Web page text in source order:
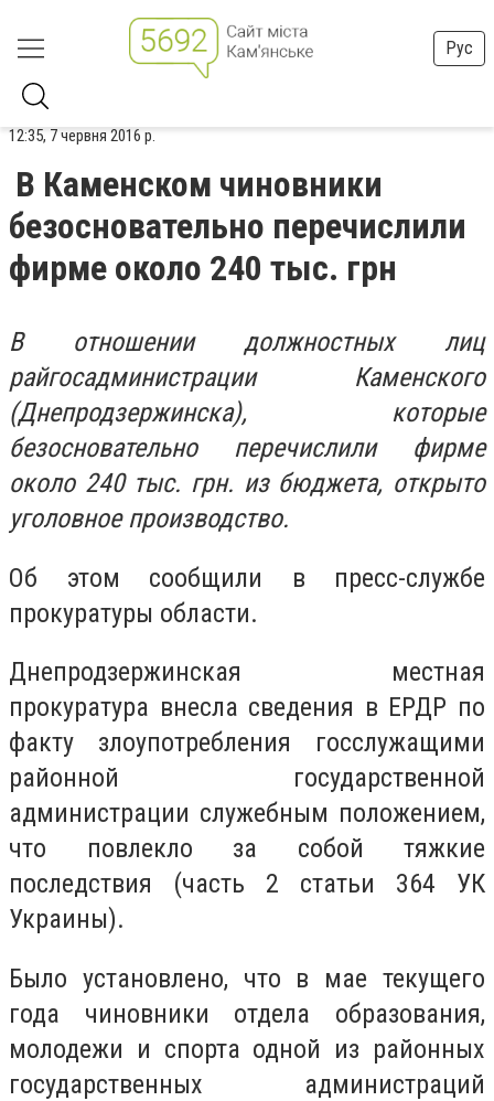
Рус
12:35, 7 червня 2016 р.
В Каменском чиновники
безосновательно перечислили
фирме около 240 тыс. грн
В отношении должностных лиц
райгосадминистрации Каменского
(Днепродзержинска), которые
безосновательно перечислили фирме
около 240 тыс. грн. из бюджета, открыто
уголовное производство.
Об этом сообщили в пресс-службе
прокуратуры области.
Днепродзержинская местная
прокуратура внесла сведения в ЕРДР по
факту злоупотребления госслужащими
районной государственной
администрации служебным положением,
что повлекло за собой тяжкие
последствия (часть 2 статьи 364 УК
Украины).
Было установлено, что в мае текущего
года чиновники отдела образования,
молодежи и спорта одной из районных
государственных администраций